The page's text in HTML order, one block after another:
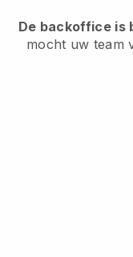
De backoffice is
mocht uw team